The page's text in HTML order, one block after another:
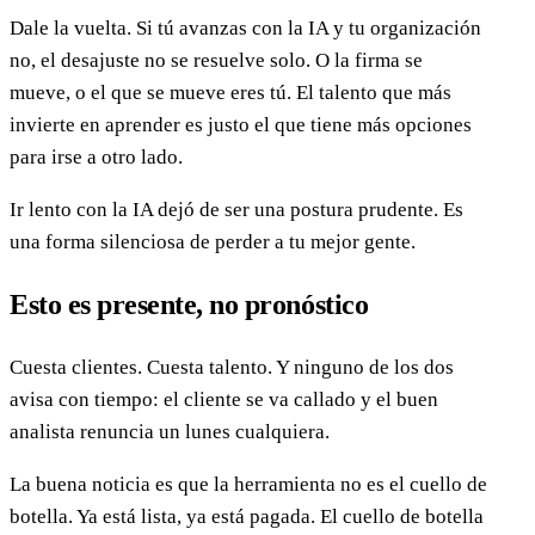
Dale la vuelta. Si tú avanzas con la IA y tu organización
no, el desajuste no se resuelve solo. O la firma se
mueve, o el que se mueve eres tú. El talento que más
invierte en aprender es justo el que tiene más opciones
para irse a otro lado.
Ir lento con la IA dejó de ser una postura prudente. Es
una forma silenciosa de perder a tu mejor gente.
Esto es presente, no pronóstico
Cuesta clientes. Cuesta talento. Y ninguno de los dos
avisa con tiempo: el cliente se va callado y el buen
analista renuncia un lunes cualquiera.
La buena noticia es que la herramienta no es el cuello de
botella. Ya está lista, ya está pagada. El cuello de botella